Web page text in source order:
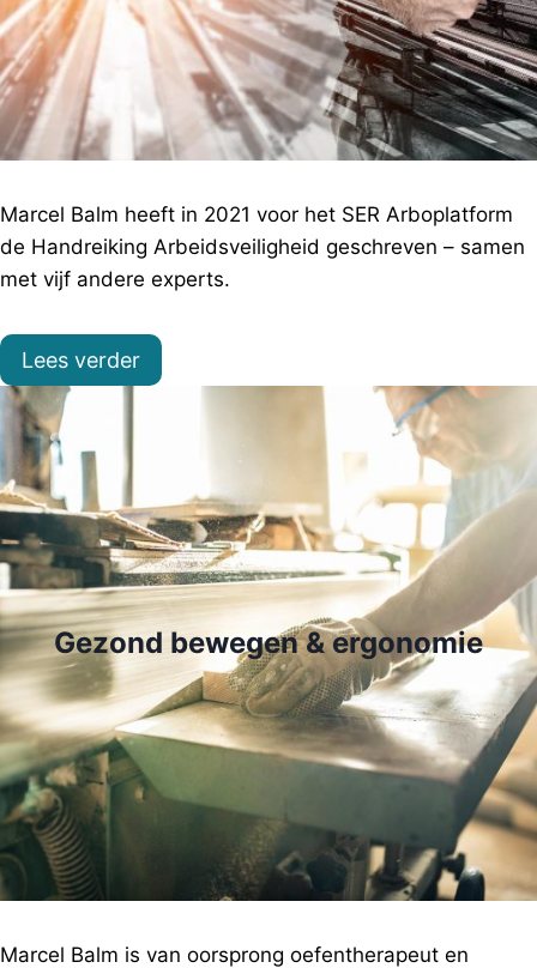
Marcel Balm heeft in 2021 voor het SER Arboplatform
de Handreiking Arbeidsveiligheid geschreven – samen
met vijf andere experts.
Lees verder
Gezond bewegen & ergonomie
Marcel Balm is van oorsprong oefentherapeut en